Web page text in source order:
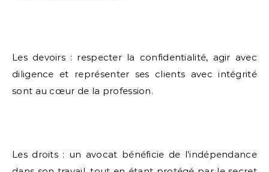
Les devoirs : respecter la confidentialité, agir avec
diligence et représenter ses clients avec intégrité
sont au cœur de la profession.
Les droits : un avocat bénéficie de l’indépendance